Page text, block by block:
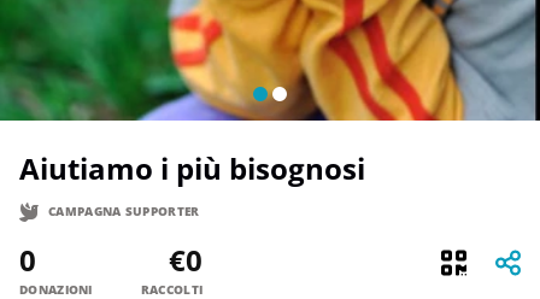
Aiutiamo i più bisognosi
CAMPAGNA SUPPORTER
0
DONAZIONI
€0
RACCOLTI